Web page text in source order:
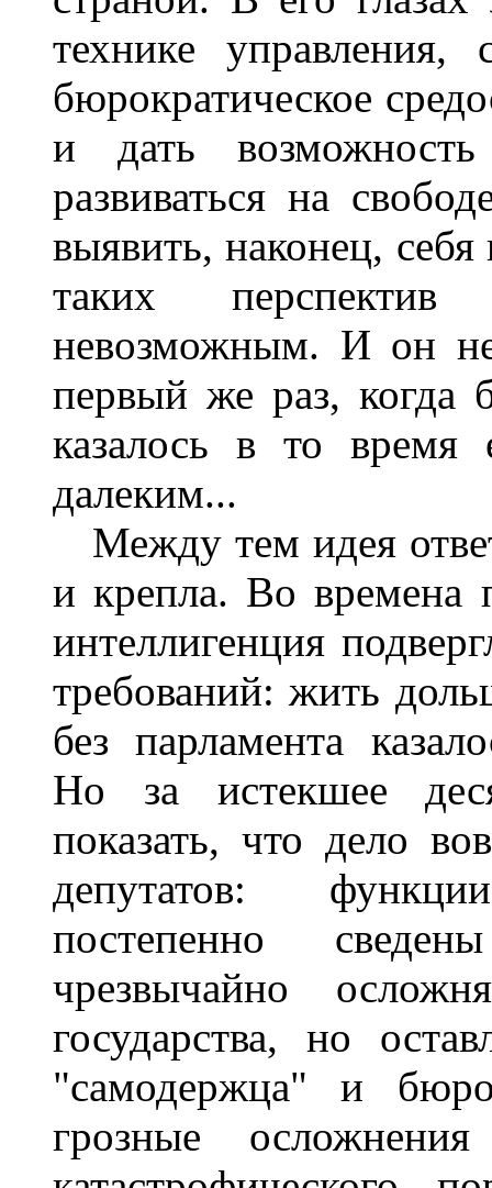
технике
бюрократическое
и дать
развиваться на
выявить, наконец,
таких
невозможным. И он
первый же раз, когда
казалось в то время
далеким...
Между тем идея
и крепла. Во времена
интеллигенция
требований: жить
без парламента
Но за истекшее
показать, что дело
депутатов:
постепенно
чрезвычайно
государства, но
"самодержца" и
грозные